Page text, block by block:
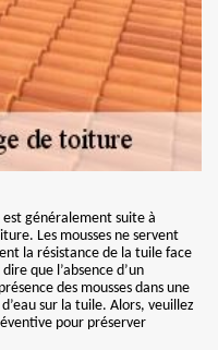
est généralement suite à
Les mousses ne servent
la résistance de la tuile face
que l’absence d’un
des mousses dans une
sur la tuile. Alors, veuillez
pour préserver